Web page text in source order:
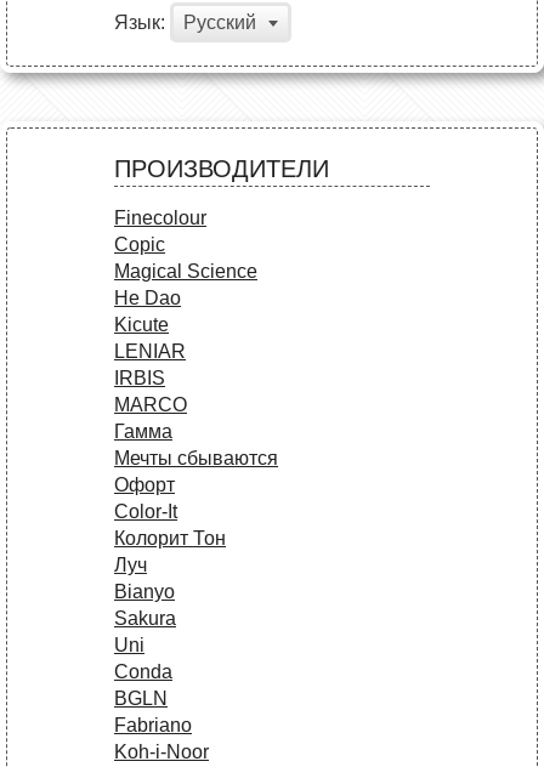
Язык: Русский
ПРОИЗВОДИТЕЛИ
Finecolour
Copic
Magical Science
He Dao
Kicute
LENIAR
IRBIS
MARCO
Гамма
Мечты сбываются
Офорт
Сolor-It
Колорит Тон
Луч
Bianyo
Sakura
Uni
Conda
BGLN
Fabriano
Koh-i-Noor